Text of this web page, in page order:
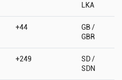
LKA
+44
GB /
GBR
+249
SD /
SDN